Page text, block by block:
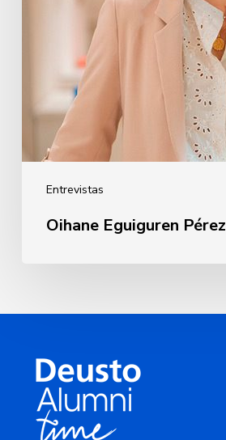
Entrevistas
Oihane Eguiguren Pérez